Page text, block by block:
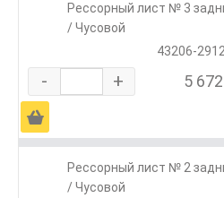
Рессорный лист № 3
/ Чусовой
43206-
- + 5
Ä
Рессорный лист № 2
/ Чусовой